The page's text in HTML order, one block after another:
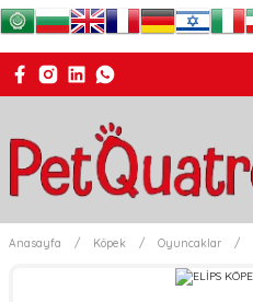
Anasayfa Köpek Oyuncaklar